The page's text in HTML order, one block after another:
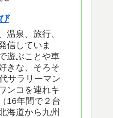
温泉、旅行、
信していま
遊ぶことや車
きな、そろそ
サラリーマン
ンコを連れキ
16年間で２台
海道から九州